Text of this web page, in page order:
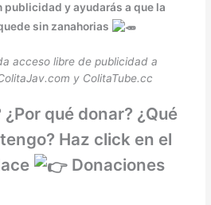
publicidad y ayudarás a que la
sin zanahorias
acceso libre de publicidad a
y ColitaTube.cc
qué donar? ¿Qué
Haz click en el
Donaciones